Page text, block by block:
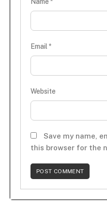
Email *
Website
Save my name,
this browser for the